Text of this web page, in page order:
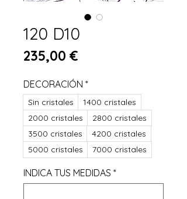
120 D10
235,00 €
DECORACIÓN *
Sin cristales
1400 cristales
2000 cristales
2800 cristales
3500 cristales
4200 cristales
5000 cristales
7000 cristales
INDICA TUS MEDIDAS *